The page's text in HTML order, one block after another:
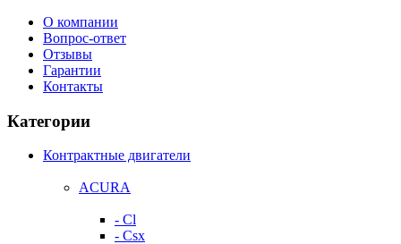
О компании
Вопрос-ответ
Отзывы
Гарантии
Контакты
Категории
Контрактные двигатели
ACURA
- Cl
- Csx